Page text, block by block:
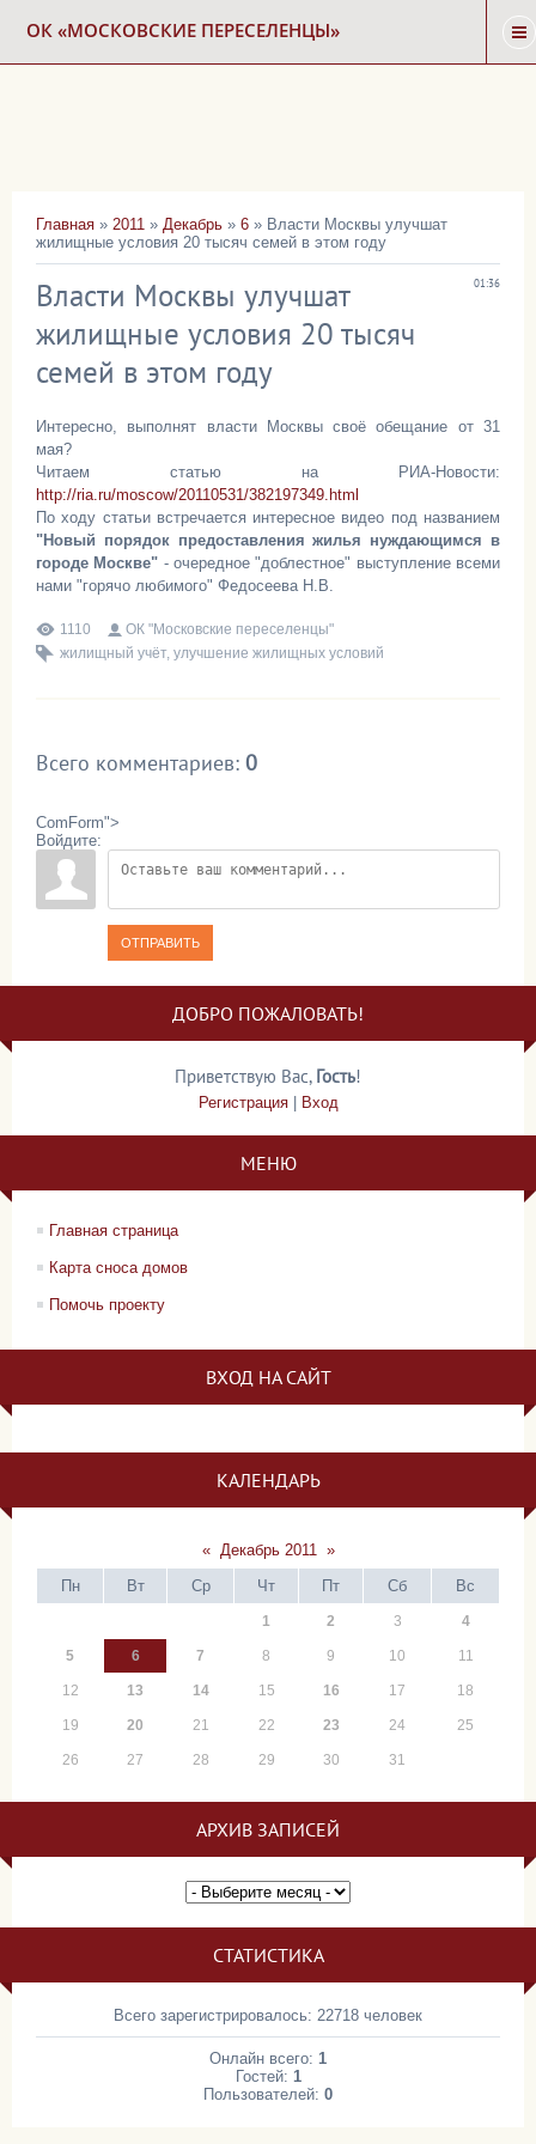
ОК «МОСКОВСКИЕ ПЕРЕСЕЛЕНЦЫ»
КАРТА СНОСА
ФОРУМ
Главная » 2011 » Декабрь » 6 » Власти Москвы улучшат
жилищные условия 20 тысяч семей в этом году
01:36
Власти Москвы улучшат
жилищные условия 20 тысяч
семей в этом году
Интересно, выполнят власти Москвы своё обещание от 31
мая?
Читаем статью на РИА-Новости:
http://ria.ru/moscow/20110531/382197349.html
По ходу статьи встречается интересное видео под названием
"Новый порядок предоставления жилья нуждающимся в
городе Москве" - очередное "доблестное" выступление всеми
нами "горячо любимого" Федосеева Н.В.
1110
ОК "Московские переселенцы"
жилищный учёт, улучшение жилищных условий
Всего комментариев: 0
ComForm">
Войдите:
ОТПРАВИТЬ
ДОБРО ПОЖАЛОВАТЬ!
Приветствую Вас, Гость!
Регистрация| Вход
МЕНЮ
Главная страница
Карта сноса домов
Помочь проекту
ВХОД НА САЙТ
КАЛЕНДАРЬ
« Декабрь 2011 »
Пн
Вт Ср Чт Пт Сб Вс
1 2 3 4
5 6 7 8 9 10 11
12 13 14 15 16 17 18
19 20 21 22 23 24 25
26 27 28 29 30 31
АРХИВ ЗАПИСЕЙ
СТАТИСТИКА
Всего зарегистрировалось: 22718 человек
Онлайн всего: 1
Гостей: 1
Пользователей: 0